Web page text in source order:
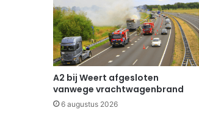
A2 bij Weert afgesloten
vanwege vrachtwagenbrand
6 augustus 2026